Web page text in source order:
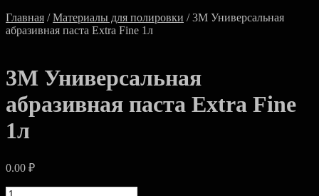
Главная /Материалы для полировки / 3M Универсальная
абразивная паста Extra Fine 1л
3M Универсальная
абразивная паста Extra Fine
1л
0.00 ₽
Количество